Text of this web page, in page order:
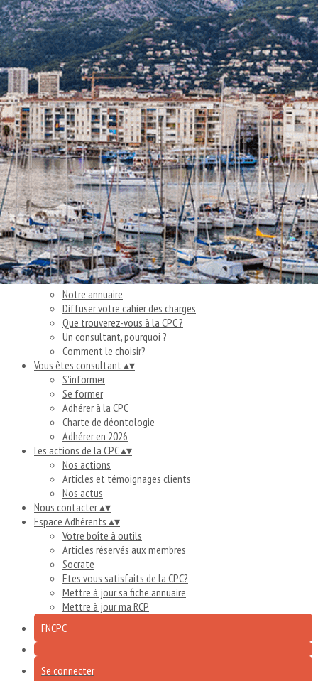
Exporter les lignes sélectionnées
Exporter toutes les colonnes
Exporter uniquement les colonnes affichées
Menu
<
>
Nos actions
Articles et témoignages clients
Nos actus
Ajoutez un logo, un bouton, des réseaux sociaux
Cliquez pour éditer
Accueil▴▾
Vous cherchez un consultant▴▾
Notre annuaire
Diffuser votre cahier des charges
Que trouverez-vous à la CPC ?
Un consultant, pourquoi ?
Comment le choisir?
Vous êtes consultant ▴▾
S'informer
Se former
Adhérer à la CPC
Charte de déontologie
Adhérer en 2026
Les actions de la CPC▴▾
Nos actions
Articles et témoignages clients
Nos actus
Nous contacter▴▾
Espace Adhérents ▴▾
Votre boîte à outils
Articles réservés aux membres
Socrate
Etes vous satisfaits de la CPC?
Mettre à jour sa fiche annuaire
Mettre à jour ma RCP
FNCPC
Se connecter